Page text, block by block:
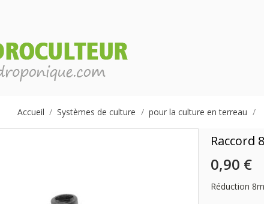
Accueil Systèmes de culture pour la culture en terreau
Raccord
0,90 €
Réduction